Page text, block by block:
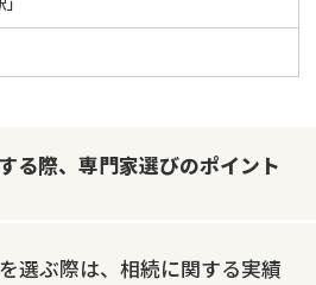
る際、専門家選びのポイント
選ぶ際は、相続に関する実績